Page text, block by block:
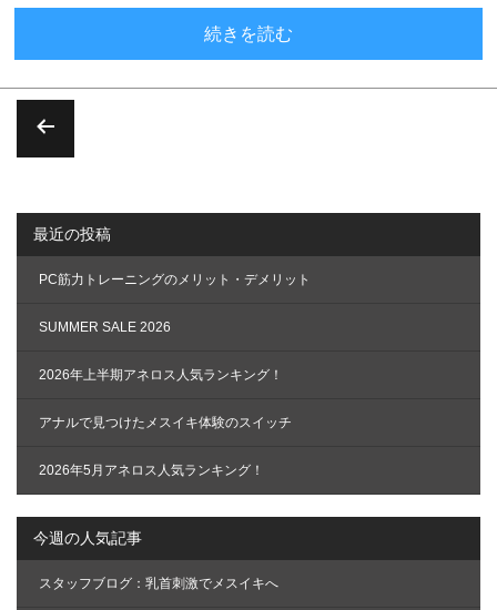
続きを読む
の
ペ
ー
送
り
最近の投稿
PC筋力トレーニングのメリット・デメリット
SUMMER SALE 2026
2026年上半期アネロス人気ランキング！
アナルで見つけたメスイキ体験のスイッチ
2026年5月アネロス人気ランキング！
今週の人気記事
スタッフブログ：乳首刺激でメスイキへ